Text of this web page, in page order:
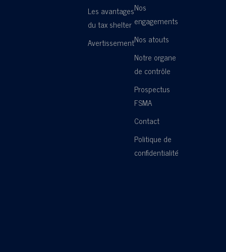
Les avantages
du tax shelter
Avertissement
Nos
engagements
Nos atouts
Notre organe
de contrôle
Prospectus
FSMA
Contact
Politique de
confidentialité